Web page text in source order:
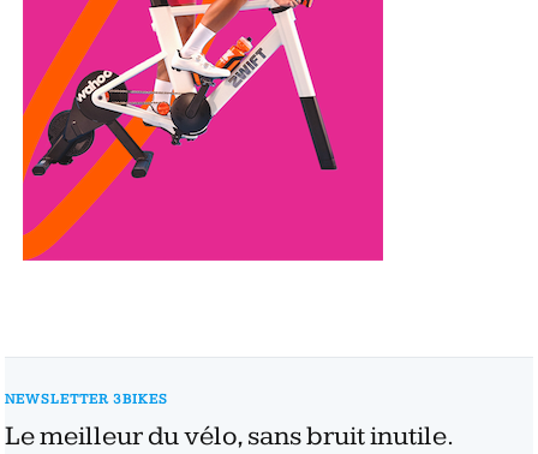
NEWSLETTER 3BIKES
Le meilleur du vélo, sans bruit inutile.